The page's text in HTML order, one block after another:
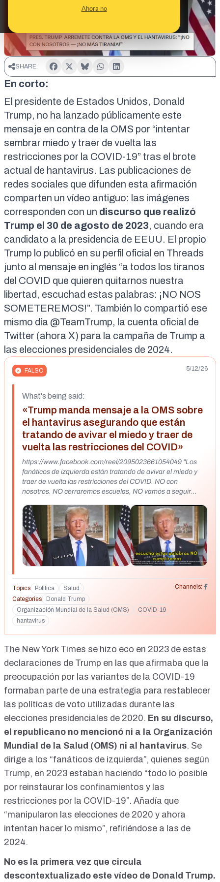
Ahora no
SHARE:
En corto:
El presidente de Estados Unidos, Donald
Trump, no ha lanzado públicamente este
mensaje en contra de la OMS por “intentar
sembrar miedo y traer de vuelta las
restricciones por la COVID-19” tras el brote
actual de hantavirus. Las publicaciones de
redes sociales que difunden esta afirmación
comparten un vídeo antiguo: las imágenes
corresponden con un discurso que realizó
Trump el 30 de agosto de 2023, cuando era
candidato a la presidencia de EEUU. El propio
Trump lo publicó en su perfil oficial en Threads
junto al mensaje en inglés “a todos los tiranos
del COVID que quieren quitarnos nuestra
libertad, escuchad estas palabras: ¡NO NOS
SOMETEREMOS!”. También lo compartió ese
mismo día @TeamTrump, la cuenta oficial de
Twitter (ahora X) para la campaña de Trump a
las elecciones presidenciales de 2024.
FALSO 5/12/26
What's being said:
«Trump manda mensaje a la OMS sobre
el hantavirus asegurando que están
tratando de avivar el miedo y traer de
vuelta las restricciones del COVID»
https://www.facebook.com/reel/2095023661054049 "Los
fanáticos de izquierda están tratando de avivar el miedo y
traer de vuelta las restricciones del COVID. NO con
nosotros. NO cerraremos escuelas, NO vamos a seguir
vacunas. No habrá dinero para el que se atreva a exigir
estos "mandatos"
Topics Política Salud
Channels:
Categories
Donald Trump
Organización Mundial de la Salud (OMS)
COVID-19
hantavirus
The New York Times se hizo eco en 2023 de estas
declaraciones de Trump en las que afirmaba que la
preocupación por las variantes de la COVID-19
formaban parte de una estrategia para restablecer
las políticas de voto utilizadas durante las
elecciones presidenciales de 2020. En su discurso,
el republicano no mencionó ni a la Organización
Mundial de la Salud (OMS) ni al hantavirus. Se
dirige a los “fanáticos de izquierda”, quienes según
Trump, en 2023 estaban haciendo “todo lo posible
por reinstaurar los confinamientos y las
restricciones por la COVID-19”. Añadía que
“manipularon las elecciones de 2020 y ahora
intentan hacer lo mismo”, refiriéndose a las de
2024.
No es la primera vez que circula
descontextualizado este vídeo de Donald Trump.